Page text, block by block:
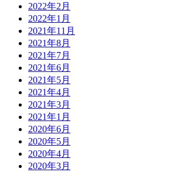
2022年2月
2022年1月
2021年11月
2021年8月
2021年7月
2021年6月
2021年5月
2021年4月
2021年3月
2021年1月
2020年6月
2020年5月
2020年4月
2020年3月